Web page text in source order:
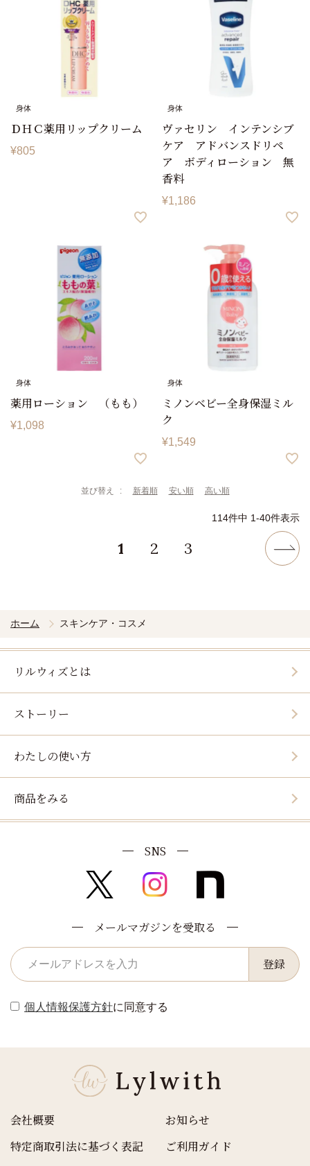
身体
ＤＨＣ薬用リップクリーム
¥805
身体
ヴァセリン インテンシブ
ケア アドバンスドリペ
ア ボディローション 無
香料
¥1,186
身体
薬用ローション （もも）
¥1,098
身体
ミノンベビー全身保湿ミル
ク
¥1,549
並び替え 新着順 安い順 高い順
114件中 1-40件表示
1 2 3
ホーム スキンケア・コスメ
リルウィズとは
ストーリー
わたしの使い方
商品をみる
会社概要
特定商取引法に基づく表記
お知らせ
ご利用ガイド
SNS
メールマガジンを受取る
登録
個人情報保護方針に同意する